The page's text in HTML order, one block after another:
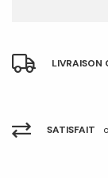
LIVRAISON
SATISFAIT